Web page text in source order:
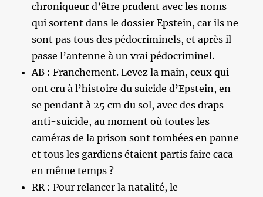
chroniqueur d’être prudent avec les noms
qui sortent dans le dossier Epstein, car ils ne
sont pas tous des pédocriminels, et après il
passe l’antenne à un vrai pédocriminel.
AB : Franchement. Levez la main, ceux qui
ont cru à l’histoire du suicide d’Epstein, en
se pendant à 25 cm du sol, avec des draps
anti-suicide, au moment où toutes les
caméras de la prison sont tombées en panne
et tous les gardiens étaient partis faire caca
en même temps ?
RR : Pour relancer la natalité, le